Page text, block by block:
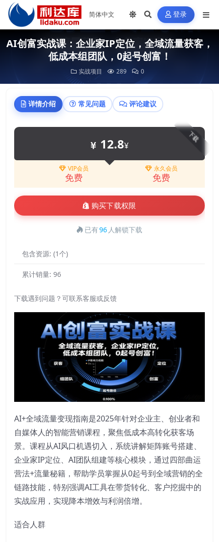
登录
AI创富实战课：企业家IP定位，全域流量获客，
低成本组团队，0起号创富！
实战项目 289 0
详情介绍 常见问题 评论建议
下载
12.8¥
VIP会员
免费
永久会员
免费
购买下载权限
已有96 人解锁下载
包含资源: (1个)
累计销量: 96
下载遇到问题？可联系客服或反馈
AI+全域流量变现指南是2025年针对企业主、创业者和
自媒体人的智能营销课程，聚焦低成本高转化获客场
景。课程从AI风口机遇切入，系统讲解矩阵账号搭建、
企业家IP定位、AI团队组建等核心模块，通过四部曲运
营法+流量秘籍，帮助学员掌握从0起号到全域营销的全
链路技能，特别强调AI工具在带货转化、客户挖掘中的
实战应用，实现降本增效与利润倍增。
适合人群